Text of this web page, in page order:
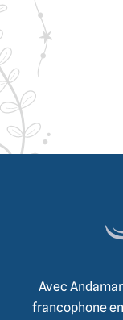
Avec
francophone